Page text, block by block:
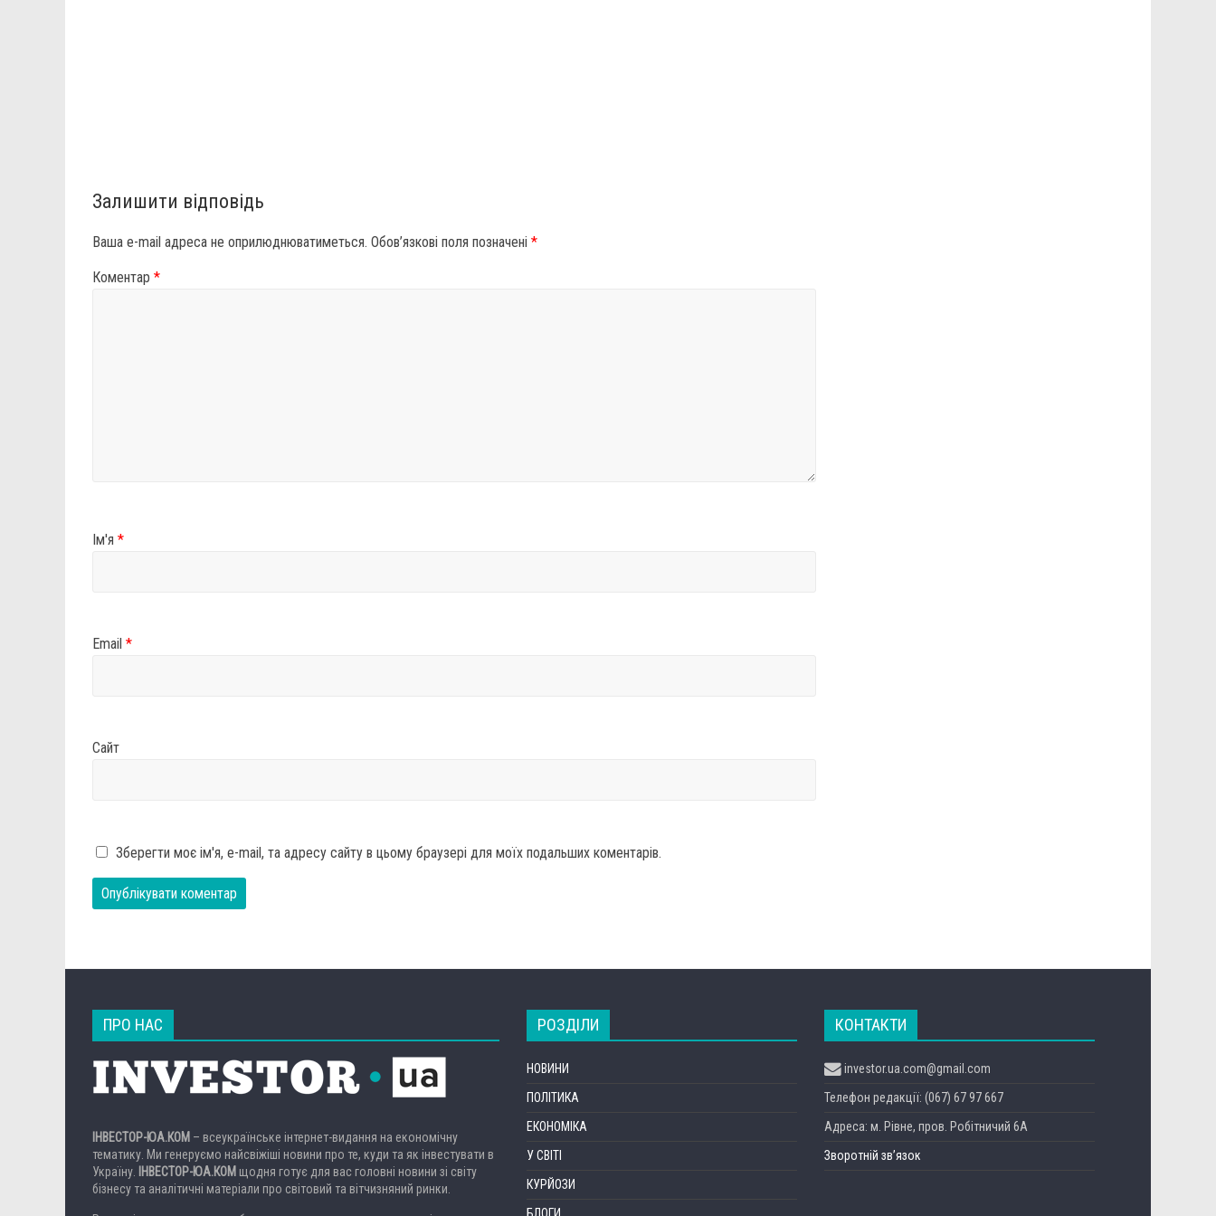
Залишити відповідь
Ваша e-mail адреса не оприлюднюватиметься. Обов’язкові поля позначені *
Коментар *
Ім'я *
Email *
Сайт
Зберегти моє ім'я, e-mail, та адресу сайту в цьому браузері для моїх подальших коментарів.
ПРО НАС
ІНВЕСТОР-ЮА.КОМ – всеукраїнське інтернет-видання на економічну
тематику. Ми генеруємо найсвіжіші новини про те, куди та як інвестувати в
Україну. ІНВЕСТОР-ЮА.КОМ щодня готує для вас головні новини зі світу
бізнесу та аналітичні матеріали про світовий та вітчизняний ринки.
РОЗДІЛИ
НОВИНИ
ПОЛІТИКА
ЕКОНОМІКА
У СВІТІ
КУРЙОЗИ
КОНТАКТИ
investor.ua.com@gmail.com
Телефон редакції: (067) 67 97 667
Адреса: м. Рівне, пров. Робітничий 6А
Зворотній зв’язок